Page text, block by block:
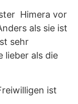
Himera vor
als sie ist
sehr
lieber als die
ist